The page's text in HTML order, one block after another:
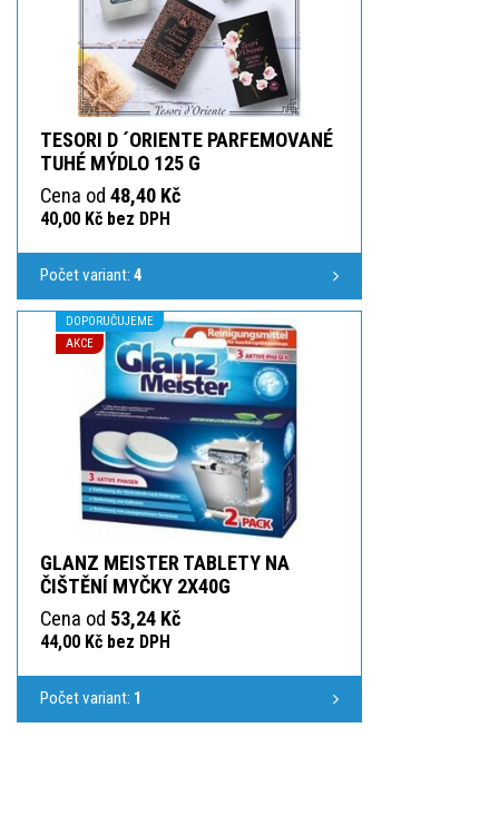
TESORI D ´ORIENTE PARFEMOVANÉ
TUHÉ MÝDLO 125 G
Cena od 48,40 Kč
40,00 Kč bez DPH
Počet variant: 4
DOPORUČUJEME
AKCE
GLANZ MEISTER TABLETY NA
ČIŠTĚNÍ MYČKY 2X40G
Cena od 53,24 Kč
44,00 Kč bez DPH
Počet variant: 1